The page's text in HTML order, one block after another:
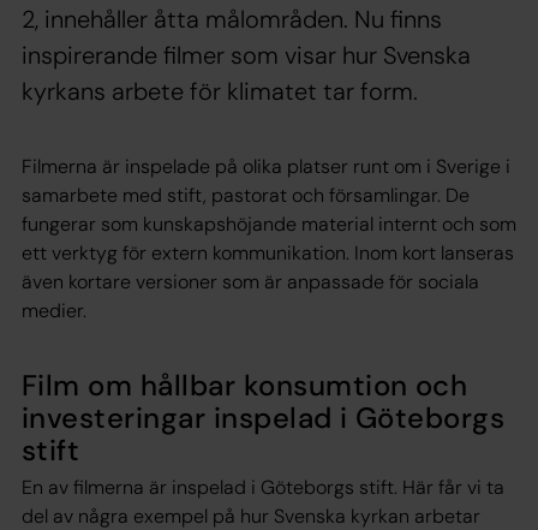
2, innehåller åtta målområden. Nu finns
inspirerande filmer som visar hur Svenska
kyrkans arbete för klimatet tar form.
Filmerna är inspelade på olika platser runt om i Sverige i
samarbete med stift, pastorat och församlingar. De
fungerar som kunskapshöjande material internt och som
ett verktyg för extern kommunikation. Inom kort lanseras
även kortare versioner som är anpassade för sociala
medier.
Film om hållbar konsumtion och
investeringar inspelad i Göteborgs
stift
En av filmerna är inspelad i Göteborgs stift. Här får vi ta
del av några exempel på hur Svenska kyrkan arbetar